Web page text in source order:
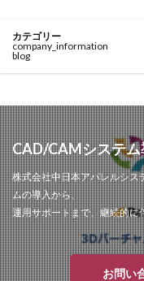
カテゴリー
company_information
blog
CAD/CAMシステ
株式会社中日本アパレルシス
ムの導入から、
運用サポートまで、継続的に
お問い